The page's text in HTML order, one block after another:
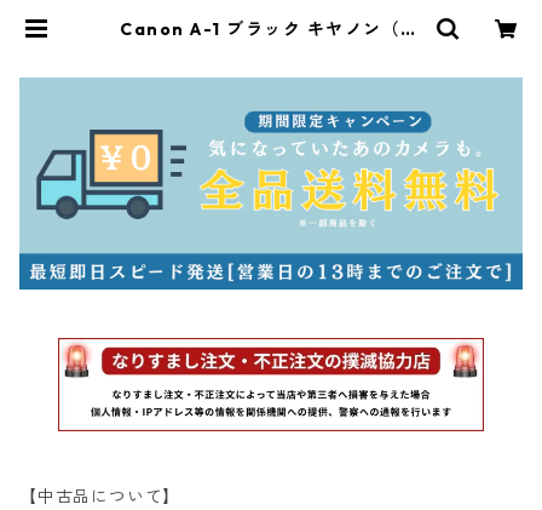
Canon A-1 ブラック キヤノン（61
【中古品について】